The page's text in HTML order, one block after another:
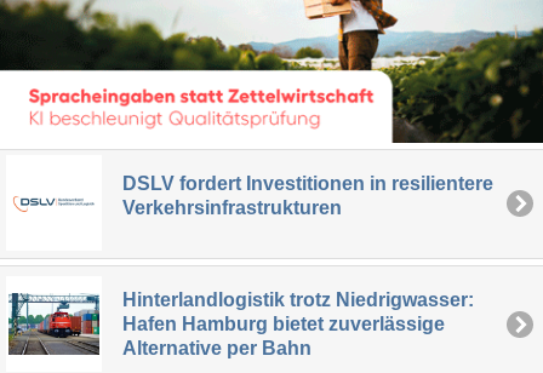
DSLV fordert Investitionen in resilientere
Verkehrsinfrastrukturen
Hinterlandlogistik trotz Niedrigwasser:
Hafen Hamburg bietet zuverlässige
Alternative per Bahn